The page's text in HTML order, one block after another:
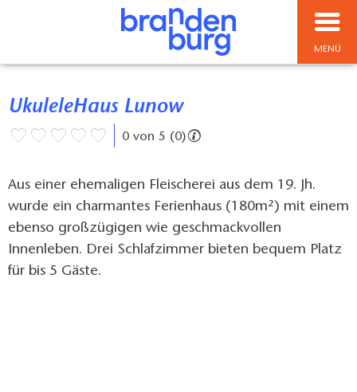
MENÜ
UkuleleHaus Lunow
0 von 5 (0)
Aus einer ehemaligen Fleischerei aus dem 19. Jh.
wurde ein charmantes Ferienhaus (180m²) mit einem
ebenso großzügigen wie geschmackvollen
Innenleben. Drei Schlafzimmer bieten bequem Platz
für bis 5 Gäste.